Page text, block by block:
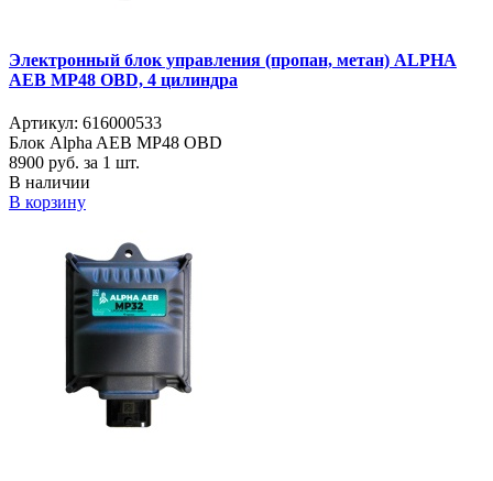
Электронный блок управления (пропан, метан) ALPHA
AEB MP48 OBD, 4 цилиндра
Артикул: 616000533
Блок Alpha AEB MP48 OBD
8900 руб. за 1 шт.
В наличии
В корзину